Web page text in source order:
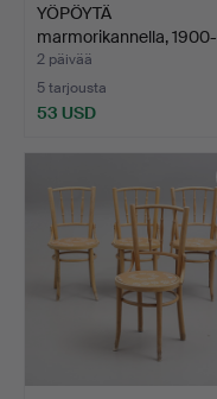
YÖPÖYTÄ
marmorikannella, 1900-
luvun alkupu…
2 päivää
5 tarjousta
53 USD